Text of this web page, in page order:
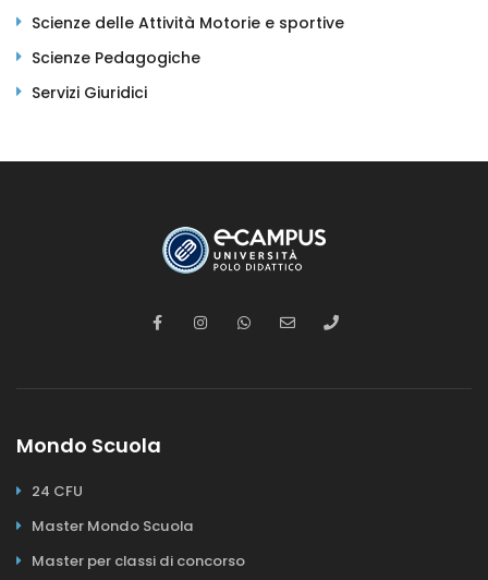
Scienze delle Attività Motorie e sportive
Scienze Pedagogiche
Servizi Giuridici
Mondo Scuola
24 CFU
Master Mondo Scuola
Master per classi di concorso